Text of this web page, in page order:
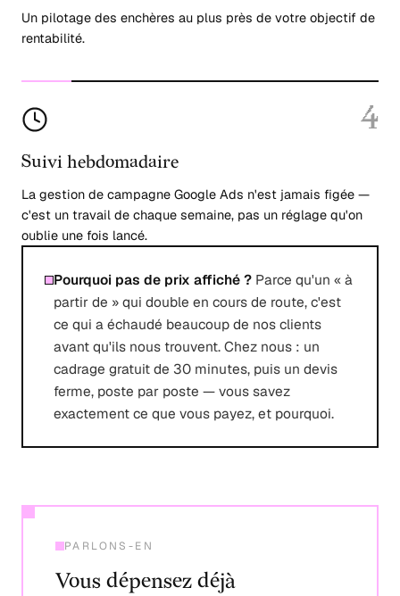
Un pilotage des enchères au plus près de votre objectif de
rentabilité.
4
Suivi hebdomadaire
La gestion de campagne Google Ads n'est jamais figée —
c'est un travail de chaque semaine, pas un réglage qu'on
oublie une fois lancé.
Pourquoi pas de prix affiché ? Parce qu'un « à
partir de » qui double en cours de route, c'est
ce qui a échaudé beaucoup de nos clients
avant qu'ils nous trouvent. Chez nous : un
cadrage gratuit de 30 minutes, puis un devis
ferme, poste par poste — vous savez
exactement ce que vous payez, et pourquoi.
PARLONS-EN
Vous dépensez déjà